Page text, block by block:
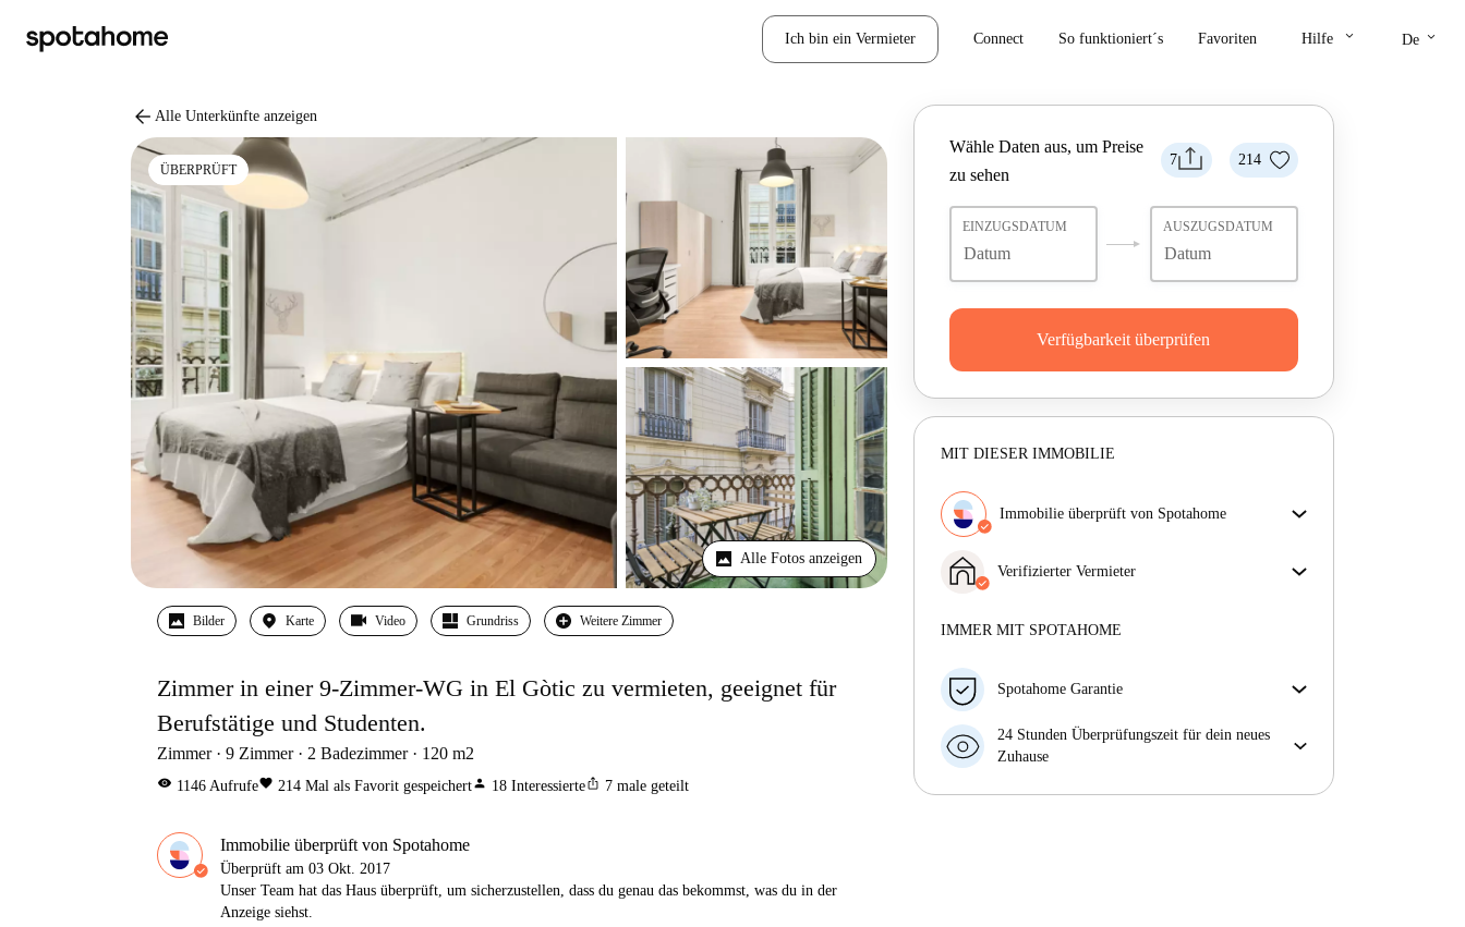
Ich bin ein Vermieter Connect So funktioniert´s Favoriten Hilfe keyboard_arrow_down De keyboard_arrow_down
arrow_back Alle Unterkünfte anzeigen
ÜBERPRÜFT
Alle Fotos anzeigen
Bilder Karte Video Grundriss Weitere Zimmer
Zimmer in einer 9-Zimmer-WG in El Gòtic zu vermieten, geeignet für
Berufstätige und Studenten.
Zimmer 9 Zimmer 2 Badezimmer 120 m2
visibility 1146 Aufrufefavorite 214 Mal als Favorit gespeichertperson 18 Interessierteios_share 7 male geteilt
Immobilie überprüft von Spotahome
Überprüft am 03 Okt. 2017
Unser Team hat das Haus überprüft, um sicherzustellen, dass du genau das bekommst, was du in der
Anzeige siehst.
7 214
Wähle Daten aus, um Preise
zu sehen
EINZUGSDATUM AUSZUGSDATUM
Verfügbarkeit überprüfen
MIT DIESER IMMOBILIE
Immobilie überprüft von Spotahome
sicherzustellen, dass du genau das bekommst, was du
in der Anzeige siehst.
Verifizierter Vermieter
Mehr über diesen Vermieter
IMMER MIT SPOTAHOME
Spotahome Garantie
Falls der Vermieter deine Buchung kurzfristig
storniert, werden wir dir entweder A) ein Hotel
finden oder B) den gezahlten Betrag vollständig
24 Stunden Überprüfungszeit für dein neues
Zuhause